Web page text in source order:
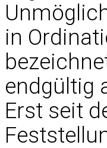
in
endgültig
Erst seit